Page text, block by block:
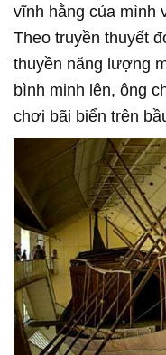
vĩnh hằng của mình
Theo truyền thuyết
thuyền năng lượng
bình minh lên, ông
chơi bãi biển trên